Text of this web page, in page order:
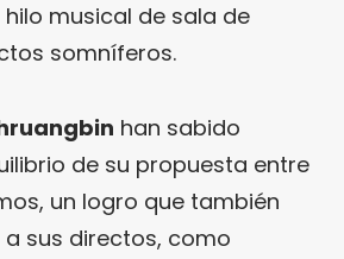
musical de sala de
somníferos.
han sabido
de su propuesta entre
un logro que también
sus directos, como